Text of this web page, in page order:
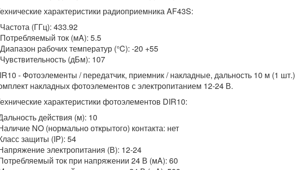
характеристики радиоприемника AF43S:
(ГГц): 433.92
ток (мA): 5.5
рабочих температур (°C): -20 +55
(дБм): 107
- Фотоэлементы / передатчик, приемник / накладные, дальность 10 м (1 шт.)
накладных фотоэлементов с электропитанием 12-24 В.
характеристики фотоэлементов DIR10:
действия (м): 10
NO (нормально открытого) контакта: нет
защиты (IP): 54
электропитания (В): 12-24
ток при напряжении 24 В (мA): 60